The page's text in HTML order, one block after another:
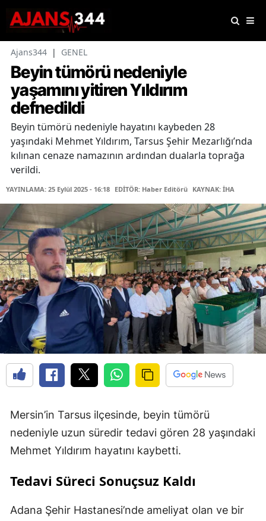
Ajans344 | GENEL
Beyin tümörü nedeniyle
yaşamını yitiren Yıldırım
defnedildi
Beyin tümörü nedeniyle hayatını kaybeden 28
yaşındaki Mehmet Yıldırım, Tarsus Şehir Mezarlığı’nda
kılınan cenaze namazının ardından dualarla toprağa
verildi.
YAYINLAMA: 25 Eylül 2025 - 16:18 EDİTÖR: Haber Editörü KAYNAK: İHA
Mersin’in Tarsus ilçesinde, beyin tümörü
nedeniyle uzun süredir tedavi gören 28 yaşındaki
Mehmet Yıldırım hayatını kaybetti.
Tedavi Süreci Sonuçsuz Kaldı
Adana Şehir Hastanesi’nde ameliyat olan ve bir